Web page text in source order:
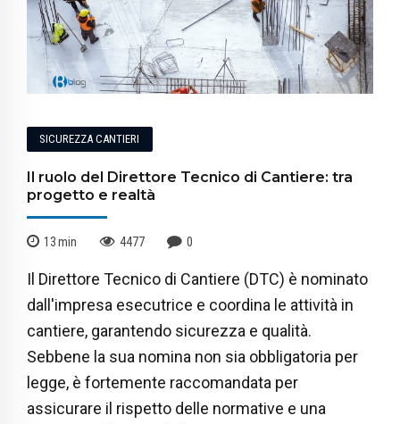
SICUREZZA CANTIERI
Il ruolo del Direttore Tecnico di Cantiere: tra
progetto e realtà
13min 4477 0
Il Direttore Tecnico di Cantiere (DTC) è nominato
dall'impresa esecutrice e coordina le attività in
cantiere, garantendo sicurezza e qualità.
Sebbene la sua nomina non sia obbligatoria per
legge, è fortemente raccomandata per
assicurare il rispetto delle normative e una